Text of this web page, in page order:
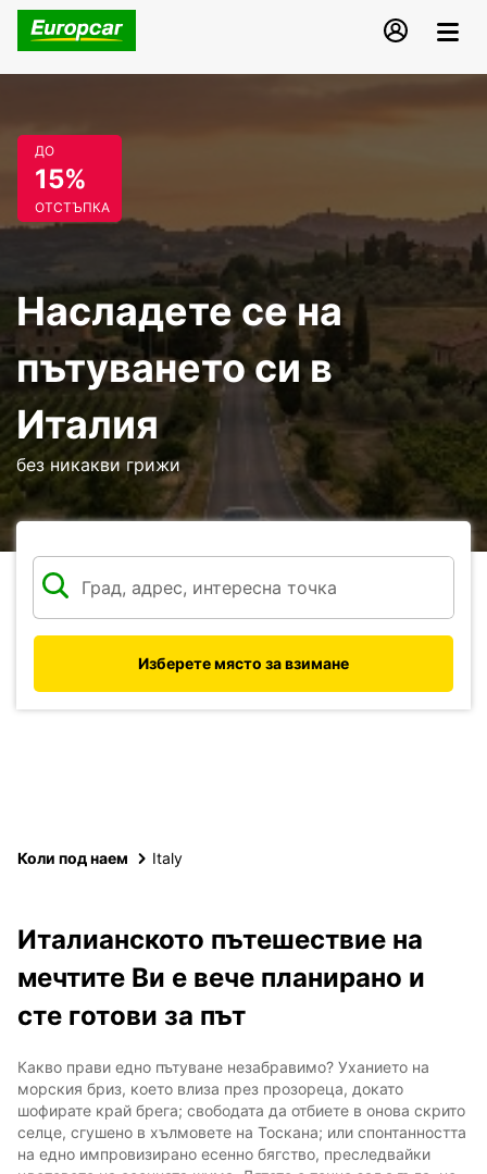
ДО
15%
ОТСТЪПКА
Насладете се на
пътуването си в
Италия
без никакви грижи
Изберете място за взимане
Коли под наем Italy
Италианското пътешествие на
мечтите Ви е вече планирано и
сте готови за път
Какво прави едно пътуване незабравимо? Уханието на
морския бриз, което влиза през прозореца, докато
шофирате край брега; свободата да отбиете в онова скрито
селце, сгушено в хълмовете на Тоскана; или спонтанността
на едно импровизирано есенно бягство, преследвайки